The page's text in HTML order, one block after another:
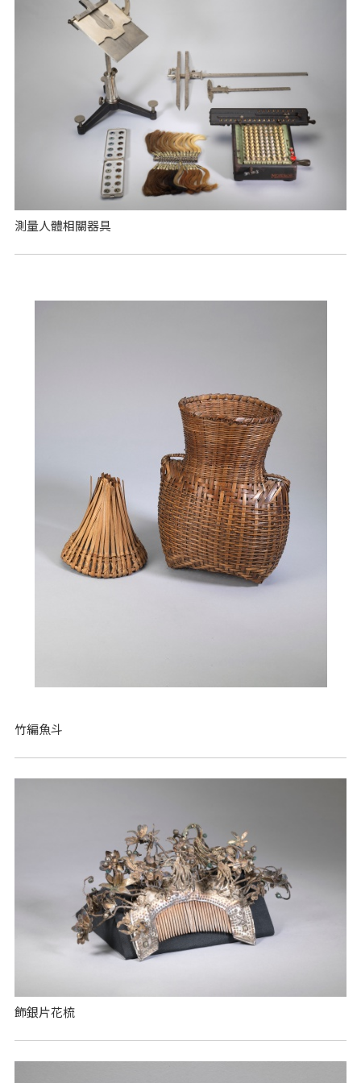
測量人體相關器具
竹編魚斗
飾銀片花梳